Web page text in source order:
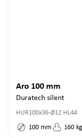
Aro 100 mm
Duratech silent
HUR100x36-Ø12 HL44
100 mm 160 kg